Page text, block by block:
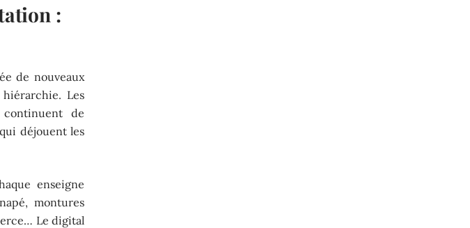
:
de nouveaux
Les
continuent de
déjouent les
enseigne
montures
Le digital